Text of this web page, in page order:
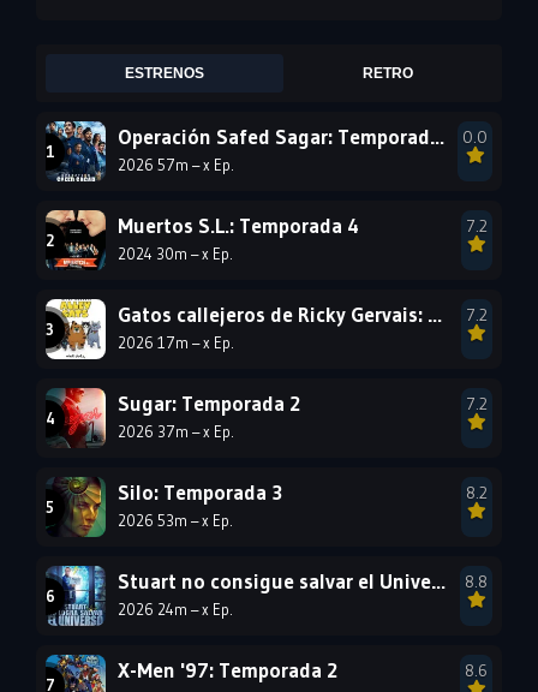
2002 2001 2000
1996 1995
1993
1990 1989 1988
1987
1981
ESTRENOS RETRO
Operación Safed Sagar: Temporada 1
2026 57m – x Ep.
0.0
Muertos S.L.: Temporada 4
2024 30m – x Ep.
7.2
Gatos callejeros de Ricky Gervais: Temporada 1
2026 17m – x Ep.
7.2
Sugar: Temporada 2
2026 37m – x Ep.
7.2
Silo: Temporada 3
2026 53m – x Ep.
8.2
Stuart no consigue salvar el Universo: Temporada 1
2026 24m – x Ep.
8.8
X-Men '97: Temporada 2 8.6